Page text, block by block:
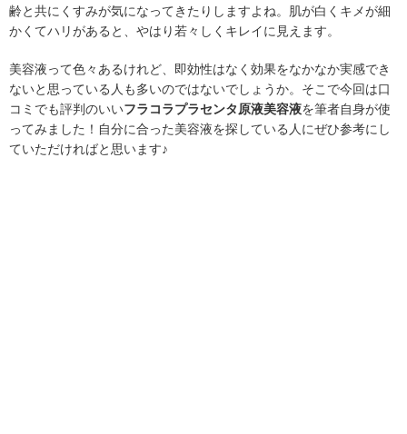
齢と共にくすみが気になってきたりしますよね。肌が白くキメが細
かくてハリがあると、やはり若々しくキレイに見えます。
美容液って色々あるけれど、即効性はなく効果をなかなか実感でき
ないと思っている人も多いのではないでしょうか。そこで今回は口
コミでも評判のいいフラコラプラセンタ原液美容液を筆者自身が使
ってみました！自分に合った美容液を探している人にぜひ参考にし
ていただければと思います♪